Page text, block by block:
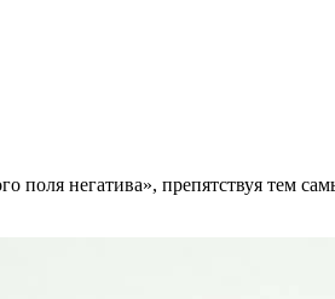
поля негатива», препятствуя тем